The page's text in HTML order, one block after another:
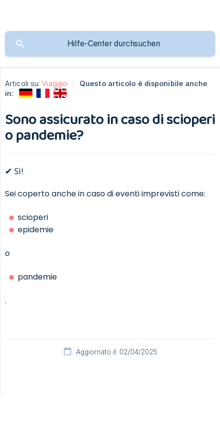
Articoli su: Viaggio
Questo articolo è disponibile anche
in:
Sono assicurato in caso di scioperi
o pandemie?
✔ Sì!
Sei coperto anche in caso di eventi imprevisti come:
scioperi
epidemie
o
pandemie
.
Aggiornato il: 02/04/2025